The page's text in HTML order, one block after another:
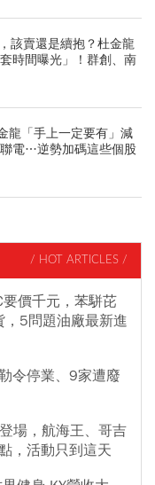
該賣還是續抱？杜金龍
時間曝光」！群創、南
龍「手上一定要有」減
電…逆勢加碼這些個股
/ HOT ARTICLES /
價千元，苯駢芘
5問題油廠最新進
令停業、9家遭廢
場，航海王、哥吉
，活動只到這天